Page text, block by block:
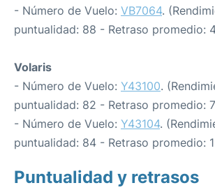
- Número de Vuelo: VB7064.
puntualidad: 88 - Retraso promedio:
Volaris
- Número de Vuelo: Y43100.
puntualidad: 82 - Retraso promedio:
- Número de Vuelo: Y43104.
puntualidad: 84 - Retraso promedio:
Puntualidad y retrasos